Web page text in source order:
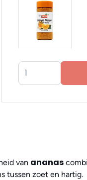
van ananas
tussen zoet en hartig.